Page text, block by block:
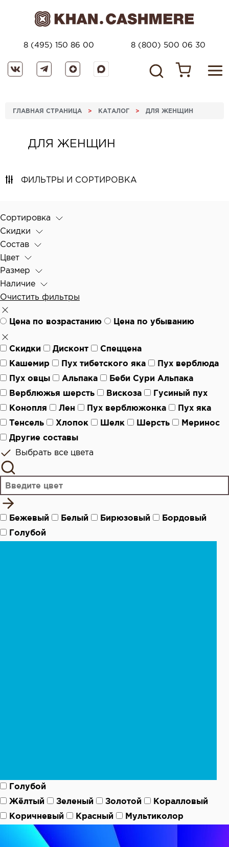
8 (495) 150 86 00 8 (800) 500 06 30
ГЛАВНАЯ СТРАНИЦА > КАТАЛОГ > ДЛЯ ЖЕНЩИН
ДЛЯ ЖЕНЩИН
ФИЛЬТРЫ И СОРТИРОВКА
Сортировка
Скидки
Состав
Цвет
Размер
Наличие
Очистить фильтры
Цена по возрастанию Цена по убыванию
Скидки Дисконт
Спеццена
Кашемир
Пух тибетского яка
Пух верблюда
Пух овцы
Альпака
Беби Сури Альпака
Верблюжья шерсть
Вискоза
Гусиный пух
Конопля
Лен Пух верблюжонка
Пух яка
Тенсель
Хлопок Шелк Шерсть
Меринос
Другие составы
Выбрать все цвета
Бежевый Белый Бирюзовый
Бордовый
Голубой
Голубой
Жёлтый
Зеленый Золотой
Коралловый
Коричневый
Красный Мультиколор